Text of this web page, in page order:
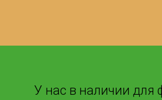
У нас в наличии для